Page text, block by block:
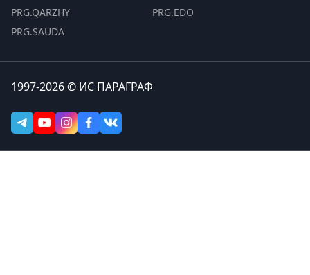
PRG.QARZHY
PRG.SAUDA
PRG.EDO
1997-2026 © ИС ПАРАГРАФ